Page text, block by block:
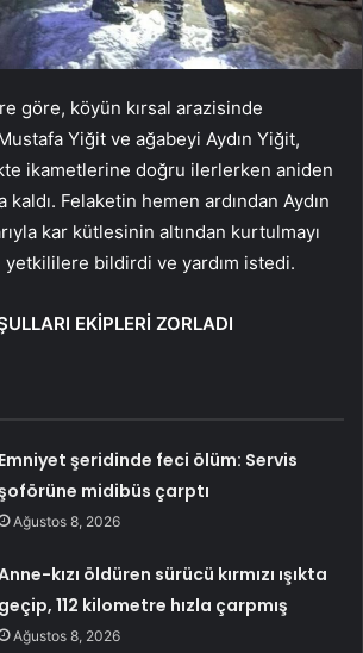
göre, köyün kırsal arazisinde
Yiğit ve ağabeyi Aydın Yiğit,
ikametlerine doğru ilerlerken aniden
kaldı. Felaketin hemen ardından Aydın
kar kütlesinin altından kurtulmayı
yetkililere bildirdi ve yardım istedi.
EKİPLERİ ZORLADI
Emniyet şeridinde feci ölüm: Servis
midibüs çarptı
Ağustos 8, 2026
kızı öldüren sürücü kırmızı ışıkta
geçip, 112 kilometre hızla çarpmış
Ağustos 8, 2026